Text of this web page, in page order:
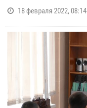
18 февраля 2022, 08:14